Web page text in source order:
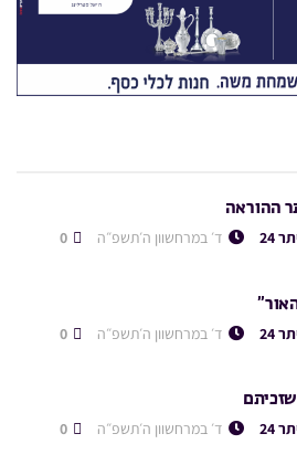
ההוראה
24 ד׳ במרחשוון ה׳תשפ״ה
24 ד׳ במרחשוון ה׳תשפ״ה
24 ד׳ במרחשוון ה׳תשפ״ה